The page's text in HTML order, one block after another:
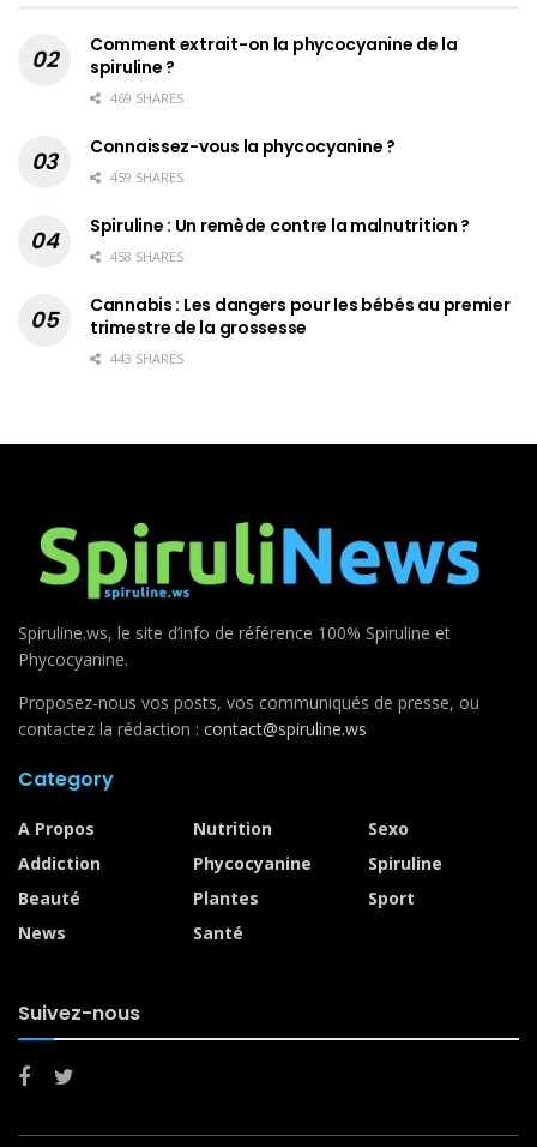
Comment extrait-on la phycocyanine de la
spiruline ?
469 SHARES
Connaissez-vous la phycocyanine ?
459 SHARES
Spiruline : Un remède contre la malnutrition ?
458 SHARES
Cannabis : Les dangers pour les bébés au premier
trimestre de la grossesse
443 SHARES
Spiruline.ws, le site d’info de référence 100% Spiruline et
Phycocyanine.
Proposez-nous vos posts, vos communiqués de presse, ou
contactez la rédaction : contact@spiruline.ws
Category
A Propos
Addiction
Beauté
News
Nutrition
Phycocyanine
Plantes
Santé
Sexo
Spiruline
Sport
Suivez-nous